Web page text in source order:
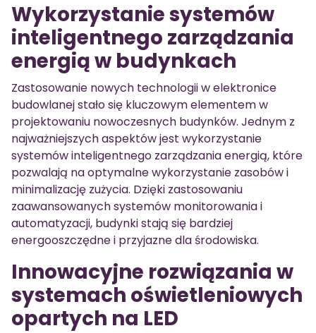
Wykorzystanie systemów
inteligentnego zarządzania
energią w budynkach
Zastosowanie nowych technologii w elektronice
budowlanej stało się kluczowym elementem w
projektowaniu nowoczesnych budynków. Jednym z
najważniejszych aspektów jest wykorzystanie
systemów inteligentnego zarządzania energią, które
pozwalają na optymalne wykorzystanie zasobów i
minimalizację zużycia. Dzięki zastosowaniu
zaawansowanych systemów monitorowania i
automatyzacji, budynki stają się bardziej
energooszczędne i przyjazne dla środowiska.
Innowacyjne rozwiązania w
systemach oświetleniowych
opartych na LED